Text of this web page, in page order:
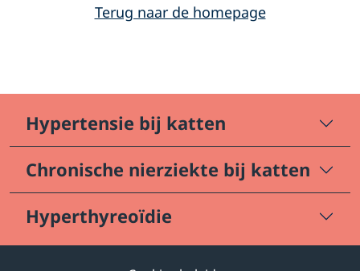
Terug naar de homepage
Hypertensie bij katten
Chronische nierziekte bij katten
Hyperthyreoïdie